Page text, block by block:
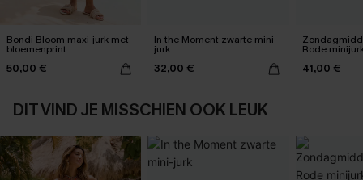
Bondi Bloom maxi-jurk met
bloemenprint
50,00 €
In the Moment zwarte mini-
jurk
32,00 €
Rode
41,00 €
DIT VIND JE MISSCHIEN OOK LEUK